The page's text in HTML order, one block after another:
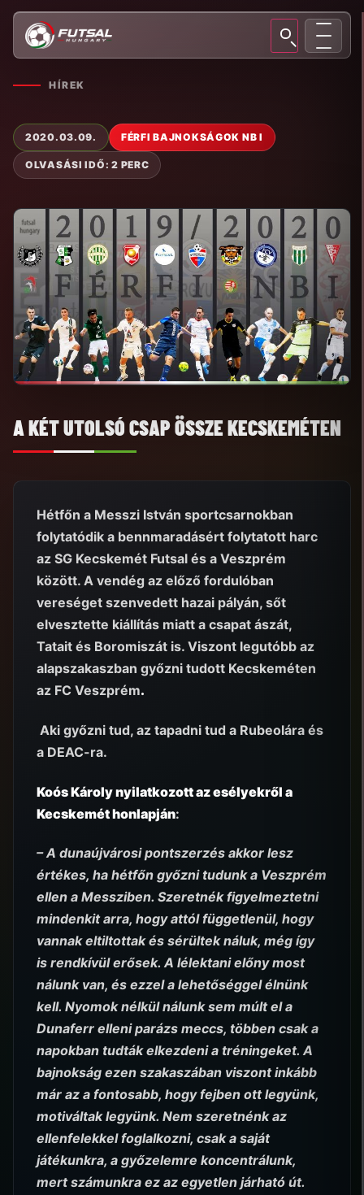
HÍREK
2020.03.09. FÉRFI BAJNOKSÁGOK NB I
OLVASÁSI IDŐ: 2 PERC
A KÉT UTOLSÓ CSAP ÖSSZE KECSKEMÉTEN
Hétfőn a Messzi István sportcsarnokban
folytatódik a bennmaradásért folytatott harc
az SG Kecskemét Futsal és a Veszprém
között. A vendég az előző fordulóban
vereséget szenvedett hazai pályán, sőt
elvesztette kiállítás miatt a csapat ászát,
Tatait és Boromiszát is. Viszont legutóbb az
alapszakaszban győzni tudott Kecskeméten
az FC Veszprém.
Aki győzni tud, az tapadni tud a Rubeolára és
a DEAC-ra.
Koós Károly nyilatkozott az esélyekről a
Kecskemét honlapján:
– A dunaújvárosi pontszerzés akkor lesz
értékes, ha hétfőn győzni tudunk a Veszprém
ellen a Messziben. Szeretnék figyelmeztetni
mindenkit arra, hogy attól függetlenül, hogy
vannak eltiltottak és sérültek náluk, még így
is rendkívül erősek. A lélektani előny most
nálunk van, és ezzel a lehetőséggel élnünk
kell. Nyomok nélkül nálunk sem múlt el a
Dunaferr elleni parázs meccs, többen csak a
napokban tudták elkezdeni a tréningeket. A
bajnokság ezen szakaszában viszont inkább
már az a fontosabb, hogy fejben ott legyünk,
motiváltak legyünk. Nem szeretnénk az
ellenfelekkel foglalkozni, csak a saját
játékunkra, a győzelemre koncentrálunk,
mert számunkra ez az egyetlen járható út.